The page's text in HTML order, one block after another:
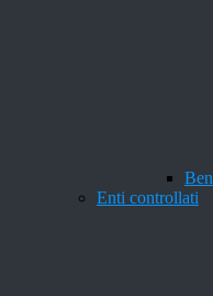
Enti controllati